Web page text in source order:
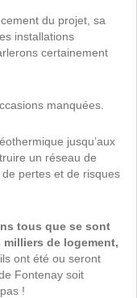
du projet, sa
installations
certainement
manquées.
jusqu’aux
un réseau de
pertes et de risques
tous que se sont
de logement,
ils ont été ou seront
Fontenay soit
!